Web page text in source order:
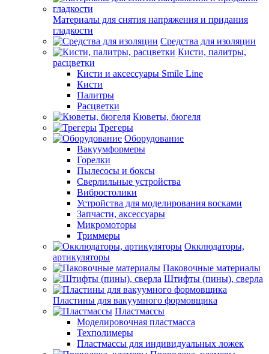
Материалы для снятия напряжения и придания
гладкости
Средства для изоляции
Кисти, палитры,
расцветки
Кисти и аксессуары Smile Line
Кисти
Палитры
Расцветки
Кюветы, бюгеля
Трегеры
Оборудование
Вакуумформеры
Горелки
Пылесосы и боксы
Сверлильные устройства
Вибростолики
Устройства для моделирования восками
Запчасти, аксессуары
Микромоторы
Триммеры
Окклюдаторы,
артикуляторы
Паковочные материалы
Штифты (пины), сверла
Пластины для вакуумного формовщика
Пластмассы
Моделировочная пластмасса
Техполимеры
Пластмассы для индивидуальных ложек